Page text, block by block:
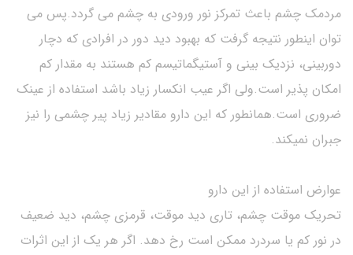
مردمک چشم باعث تمرکز نور ورودی به چشم می گردد.پس می
توان اینطور نتیجه گرفت که بهبود دید دور در افرادی که دچار
دوربینی، نزدیک بینی و آستیگماتیسم کم هستند به مقدار کم
امکان پذیر است.ولی اگر عیب انکسار زیاد باشد استفاده از عینک
ضروری است.همانطور که این دارو مقادیر زیاد پیر چشمی را نیز
جبران نمیکند.
عوارض استفاده از این دارو
تحریک موقت چشم، تاری دید موقت، قرمزی چشم، دید ضعیف
در نور کم یا سردرد ممکن است رخ دهد. اگر هر یک از این اثرات